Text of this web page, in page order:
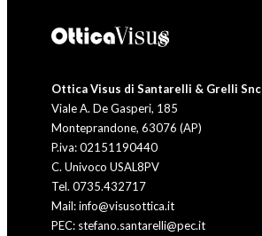
Ottica Visus di Santarelli & Grelli Snc
Viale A. De Gasperi, 185
Monteprandone, 63076 (AP)
P.iva: 02151190440
C. Univoco USAL8PV
Tel. 0735.432717
Mail: info@visusottica.it
PEC: stefano.santarelli@pec.it